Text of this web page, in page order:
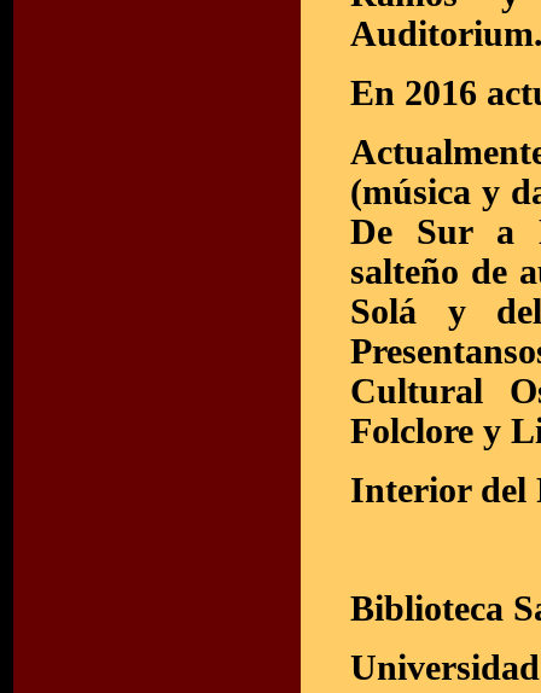
En 2016
(música y
De Sur a
salteño de
Solá y
Cultural
Folclore y
Interior del
Biblioteca